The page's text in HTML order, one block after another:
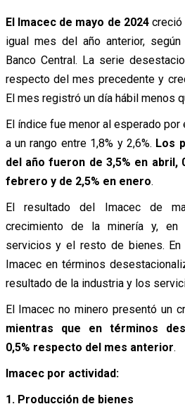
El Imacec de mayo de 2024 creció
igual mes del año anterior,
Banco Central. La serie
respecto del mes precedente y
El mes registró un día hábil menos
El índice fue menor al esperado por
a un rango entre 1,8% y 2,6%. Los
del año fueron de 3,5% en abril,
febrero y de 2,5% en enero.
El resultado del Imacec de
crecimiento de la minería y, en
servicios y el resto de bienes. En
Imacec en términos
resultado de la industria y los
El Imacec no minero presentó un
mientras que en términos
0,5% respecto del mes anterior.
Imacec por actividad:
1. Producción de bienes